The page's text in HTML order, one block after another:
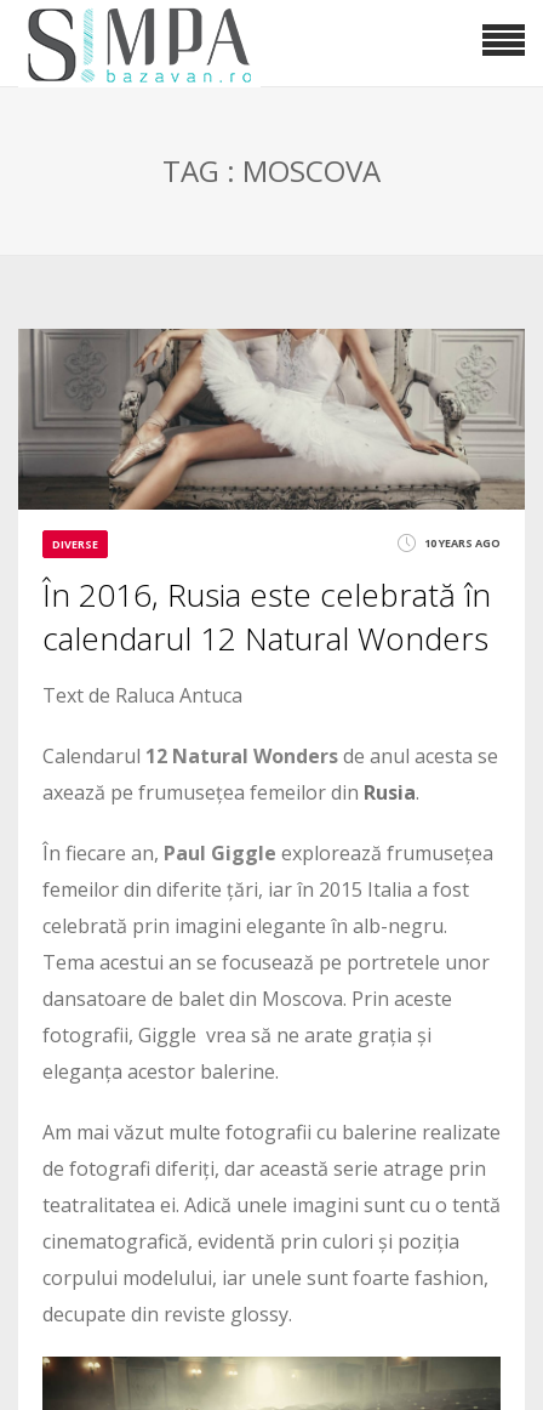
TAG : MOSCOVA
DIVERSE 10 YEARS AGO
În 2016, Rusia este celebrată în
calendarul 12 Natural Wonders
Text de Raluca Antuca
Calendarul 12 Natural Wondersde anul acesta se
axează pe frumusețea femeilor din Rusia.
În fiecare an, Paul Giggle explorează frumusețea
femeilor din diferite țări, iar în 2015 Italia a fost
celebrată prin imagini elegante în alb-negru.
Tema acestui an se focusează pe portretele unor
dansatoare de balet din Moscova. Prin aceste
fotografii, Giggle vrea să ne arate grația și
eleganța acestor balerine.
Am mai văzut multe fotografii cu balerine realizate
de fotografi diferiți, dar această serie atrage prin
teatralitatea ei. Adică unele imagini sunt cu o tentă
cinematografică, evidentă prin culori și poziția
corpului modelului, iar unele sunt foarte fashion,
decupate din reviste glossy.